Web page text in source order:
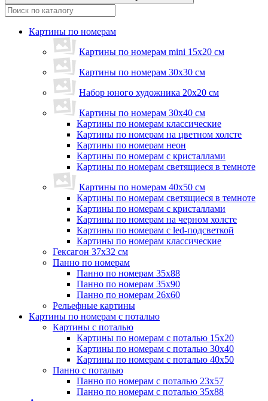
Картины по номерам
Картины по номерам mini 15х20 см
Картины по номерам 30x30 см
Набор юного художника 20х20 см
Картины по номерам 30х40 см
Картины по номерам классические
Картины по номерам на цветном холсте
Картины по номерам неон
Картины по номерам с кристаллами
Картины по номерам светящиеся в темноте
Картины по номерам 40х50 см
Картины по номерам светящиеся в темноте
Картины по номерам с кристаллами
Картины по номерам на черном холсте
Картины по номерам с led-подсветкой
Картины по номерам классические
Гексагон 37х32 см
Панно по номерам
Панно по номерам 35х88
Панно по номерам 35х90
Панно по номерам 26х60
Рельефные картины
Картины по номерам с поталью
Картины с поталью
Картины по номерам с поталью 15х20
Картины по номерам с поталью 30х40
Картины по номерам с поталью 40х50
Панно с поталью
Панно по номерам с поталью 23х57
Панно по номерам с поталью 35х88